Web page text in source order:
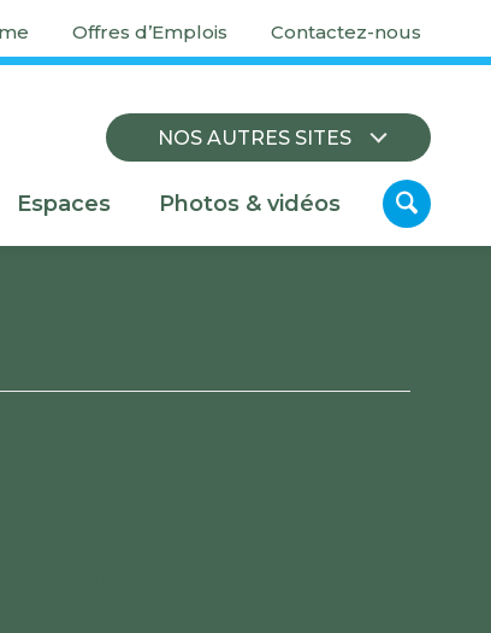
Offres d’Emplois Contactez-nous
NOS AUTRES SITES
Espaces Photos & vidéos